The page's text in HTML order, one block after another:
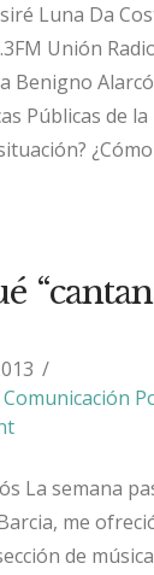
Luna Da
Unión
Benigno
Públicas de la
Comunicación
La semana
me
de